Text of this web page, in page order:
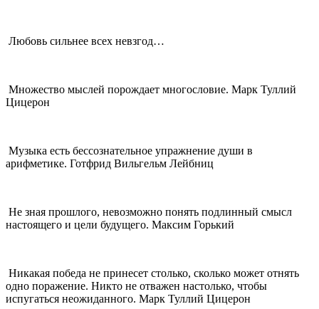
Любовь сильнее всех невзгод…
Множество мыслей порождает многословие. Марк Туллий
Цицерон
Музыка есть бессознательное упражнение души в
арифметике. Готфрид Вильгельм Лейбниц
Не зная прошлого, невозможно понять подлинный смысл
настоящего и цели будущего. Максим Горький
Никакая победа не принесет столько, сколько может отнять
одно поражение. Никто не отважен настолько, чтобы
испугаться неожиданного. Марк Туллий Цицерон